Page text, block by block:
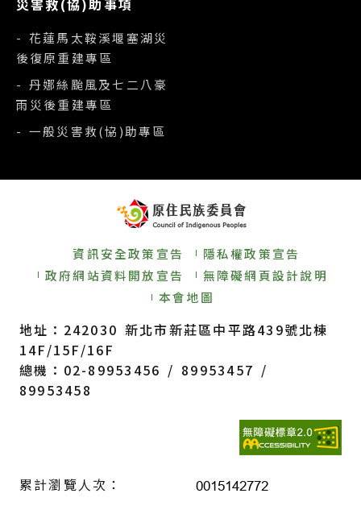
- 花蓮馬太鞍溪堰塞湖災
後復原重建專區
- 丹娜絲颱風及七二八豪
雨災後重建專區
- 一般災害救(協)助專區
資訊安全政策宣告
隱私權政策宣告
政府網站資料開放宣告
無障礙網頁設計說明
本會地圖
地址：242030 新北市新莊區中平路439號北棟
14F/15F/16F
總機：02-89953456 / 89953457 /
89953458
累計瀏覽人次：